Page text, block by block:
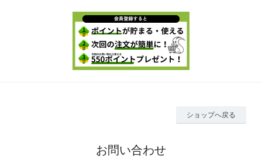
ショップへ戻る
お問い合わせ